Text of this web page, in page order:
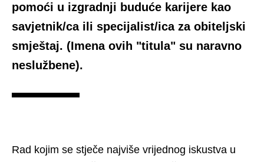
pomoći u izgradnji buduće karijere kao
savjetnik/ca ili specijalist/ica za obiteljski
smještaj. (Imena ovih "titula" su naravno
neslužbene).
Rad kojim se stječe najviše vrijednog iskustva u